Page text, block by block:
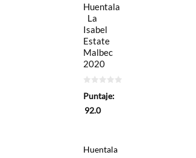
Huentala
La
Isabel
Estate
Malbec
2020
de
Puntaje:
92.0
Huentala